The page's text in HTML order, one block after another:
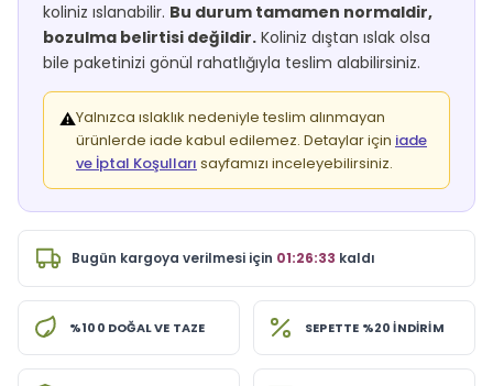
koliniz ıslanabilir. Bu durum tamamen normaldir,
bozulma belirtisi değildir. Koliniz dıştan ıslak olsa
bile paketinizi gönül rahatlığıyla teslim alabilirsiniz.
⚠️Yalnızca ıslaklık nedeniyle teslim alınmayan
ürünlerde iade kabul edilemez. Detaylar için iade
ve İptal Koşulları sayfamızı inceleyebilirsiniz.
Bugün kargoya verilmesi için 01:26:33 kaldı
%100 DOĞAL VE TAZE SEPETTE %20 İNDİRİM